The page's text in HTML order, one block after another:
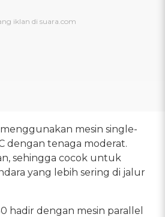
mesin single-
dengan tenaga moderat.
sehingga cocok untuk
yang lebih sering di jalur
hadir dengan mesin parallel